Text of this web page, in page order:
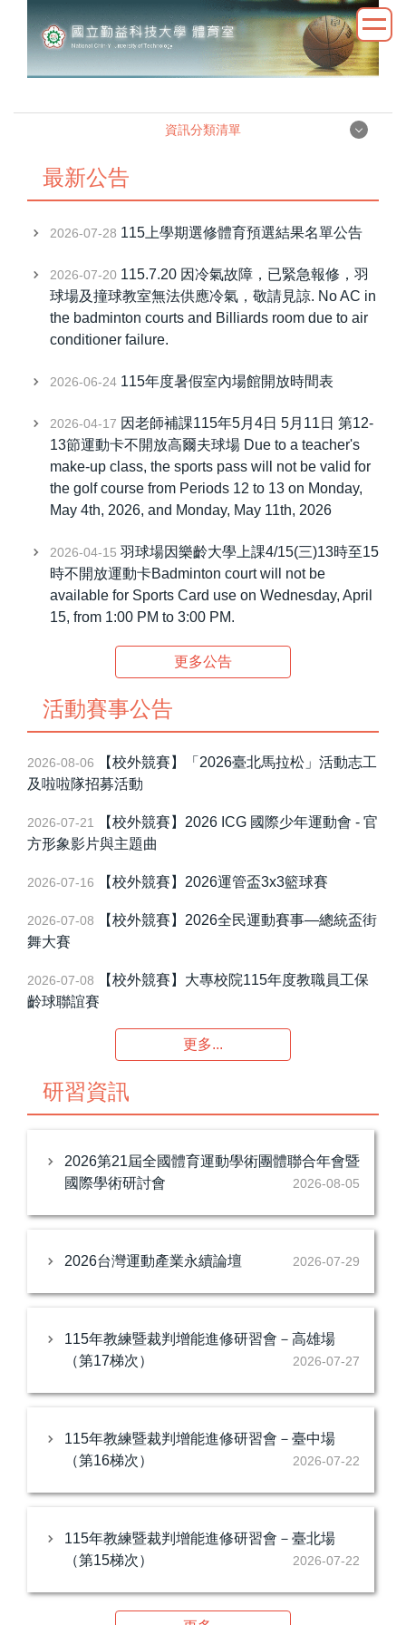
資訊分類清單
資訊分類清單
115新生、轉學生專區
體育室簡介
成員執掌
師資介紹
最新公告
運動卡(場地相關公告)
Sports Card
活動賽事公告
研習資訊
體育課表
章則辦法
申辦業務
FAQ(常見問題Q&A)
合氣道委員會
友站連結
最新公告
2026-07-28 115上學期選修體育預選結果名單公告
2026-07-20 115.7.20 因冷氣故障，已緊急報修，羽
球場及撞球教室無法供應冷氣，敬請見諒. No AC in
the badminton courts and Billiards room due to air
conditioner failure.
2026-06-24 115年度暑假室內場館開放時間表
2026-04-17 因老師補課115年5月4日 5月11日 第12-
13節運動卡不開放高爾夫球場 Due to a teacher's
make-up class, the sports pass will not be valid for
the golf course from Periods 12 to 13 on Monday,
May 4th, 2026, and Monday, May 11th, 2026
2026-04-15 羽球場因樂齡大學上課4/15(三)13時至15
時不開放運動卡Badminton court will not be
available for Sports Card use on Wednesday, April
15, from 1:00 PM to 3:00 PM.
更多公告
活動賽事公告
2026-08-06
【校外競賽】「2026臺北馬拉松」活動志工
及啦啦隊招募活動
2026-07-21
【校外競賽】2026 ICG 國際少年運動會 - 官
方形象影片與主題曲
2026-07-16 【校外競賽】2026運管盃3x3籃球賽
2026-07-08
【校外競賽】2026全民運動賽事—總統盃街
舞大賽
2026-07-08
【校外競賽】大專校院115年度教職員工保
齡球聯誼賽
更多...
研習資訊
2026第21屆全國體育運動學術團體聯合年會暨
國際學術研討會
2026-08-05
2026台灣運動產業永續論壇 2026-07-29
115年教練暨裁判增能進修研習會－高雄場
（第17梯次）
2026-07-27
115年教練暨裁判增能進修研習會－臺中場
（第16梯次）
2026-07-22
115年教練暨裁判增能進修研習會－臺北場
（第15梯次）
2026-07-22